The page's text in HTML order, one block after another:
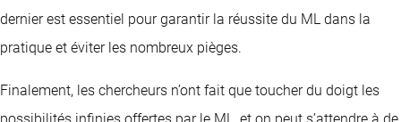
dernier est essentiel pour garantir la réussite du ML dans la
pratique et éviter les nombreux pièges.
Finalement, les chercheurs n’ont fait que toucher du doigt les
possibilités infinies offertes par le ML, et on peut s’attendre à de